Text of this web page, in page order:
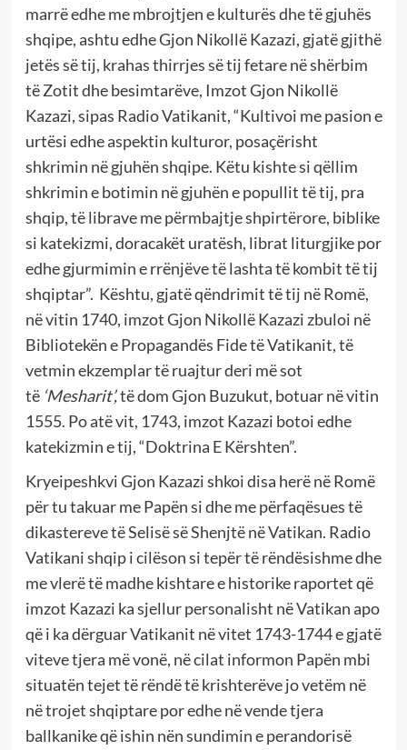
marrë edhe me mbrojtjen e kulturës dhe të gjuhës
shqipe, ashtu edhe Gjon Nikollë Kazazi, gjatë gjithë
jetës së tij, krahas thirrjes së tij fetare në shërbim
të Zotit dhe besimtarëve, Imzot Gjon Nikollë
Kazazi, sipas Radio Vatikanit, “Kultivoi me pasion e
urtësi edhe aspektin kulturor, posaçërisht
shkrimin në gjuhën shqipe. Këtu kishte si qëllim
shkrimin e botimin në gjuhën e popullit të tij, pra
shqip, të librave me përmbajtje shpirtërore, biblike
si katekizmi, doracakët uratësh, librat liturgjike por
edhe gjurmimin e rrënjëve të lashta të kombit të tij
shqiptar”. Kështu, gjatë qëndrimit të tij në Romë,
në vitin 1740, imzot Gjon Nikollë Kazazi zbuloi në
Bibliotekën e Propagandës Fide të Vatikanit, të
vetmin ekzemplar të ruajtur deri më sot
të ‘Mesharit’,të dom Gjon Buzukut, botuar në vitin
1555. Po atë vit, 1743, imzot Kazazi botoi edhe
katekizmin e tij, “Doktrina E Kërshten”.
Kryeipeshkvi Gjon Kazazi shkoi disa herë në Romë
për tu takuar me Papën si dhe me përfaqësues të
dikastereve të Selisë së Shenjtë në Vatikan. Radio
Vatikani shqip i cilëson si tepër të rëndësishme dhe
me vlerë të madhe kishtare e historike raportet që
imzot Kazazi ka sjellur personalisht në Vatikan apo
që i ka dërguar Vatikanit në vitet 1743-1744 e gjatë
viteve tjera më vonë, në cilat informon Papën mbi
situatën tejet të rëndë të krishterëve jo vetëm në
në trojet shqiptare por edhe në vende tjera
ballkanike që ishin nën sundimin e perandorisë